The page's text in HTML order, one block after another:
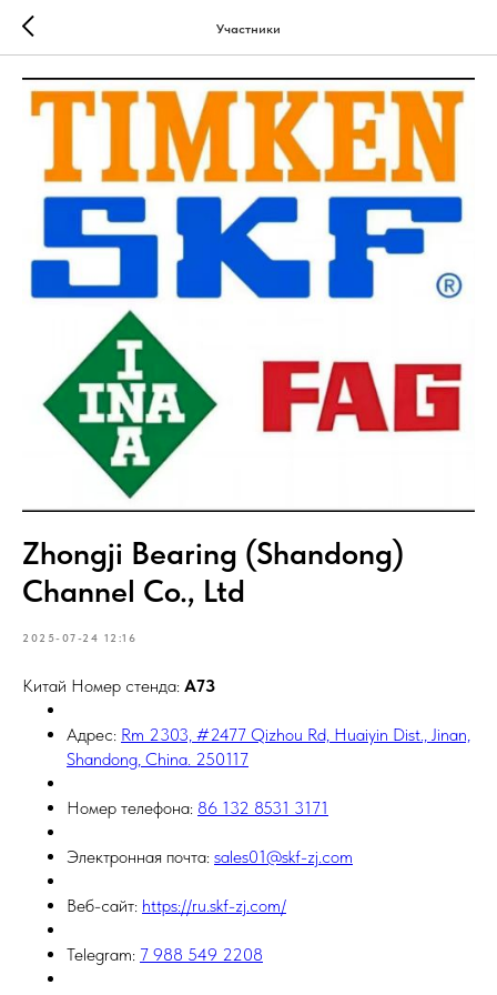
Участники
Zhongji Bearing (Shandong)
Channel Co., Ltd
2025-07-24 12:16
Китай Номер стенда: A73
Адрес: Rm 2303, #2477 Qizhou Rd, Huaiyin Dist., Jinan,
Shandong, China. 250117
Номер телефона: 86 132 8531 3171
Электронная почта: sales01@skf-zj.com
Веб-сайт: https://ru.skf-zj.com/
Telegram: 7 988 549 2208